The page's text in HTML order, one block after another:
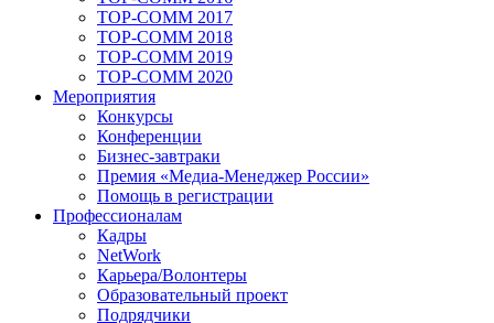
TOP-COMM 2017
TOP-COMM 2018
TOP-COMM 2019
TOP-COMM 2020
Мероприятия
Конкурсы
Конференции
Бизнес-завтраки
Премия «Медиа-Менеджер России»
Помощь в регистрации
Профессионалам
Кадры
NetWork
Карьера/Волонтеры
Образовательный проект
Подрядчики